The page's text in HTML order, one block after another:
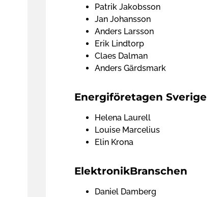
Patrik Jakobsson
Jan Johansson
Anders Larsson
Erik Lindtorp
Claes Dalman
Anders Gärdsmark
Energiföretagen Sverige
Helena Laurell
Louise Marcelius
Elin Krona
ElektronikBranschen
Daniel Damberg